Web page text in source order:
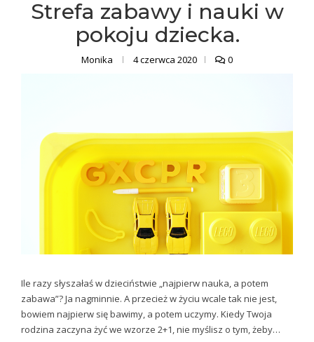
Strefa zabawy i nauki w
pokoju dziecka.
Monika 4 czerwca 2020 0
Ile razy słyszałaś w dzieciństwie „najpierw nauka, a potem
zabawa”? Ja nagminnie. A przecież w życiu wcale tak nie jest,
bowiem najpierw się bawimy, a potem uczymy. Kiedy Twoja
rodzina zaczyna żyć we wzorze 2+1, nie myślisz o tym, żeby…